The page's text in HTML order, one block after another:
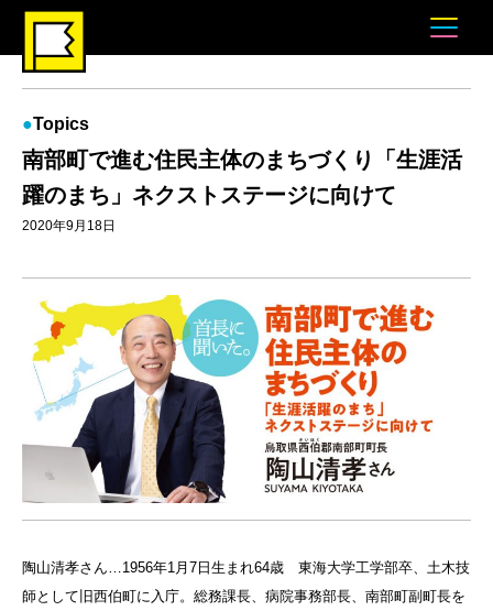
Topics
南部町で進む住民主体のまちづくり「生涯活
躍のまち」ネクストステージに向けて
2020年9月18日
陶山清孝さん…1956年1月7日生まれ64歳 東海大学工学部卒、土木技
師として旧西伯町に入庁。総務課長、病院事務部長、南部町副町長を